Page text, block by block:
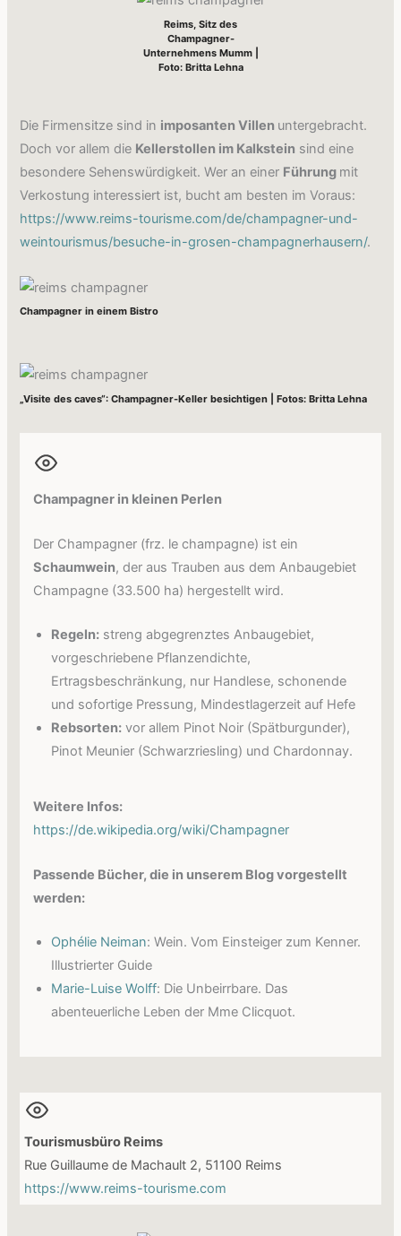
Reims, Sitz des
Champagner-
Unternehmens Mumm |
Foto: Britta Lehna
Die Firmensitze sind in imposanten Villen untergebracht.
Doch vor allem die Kellerstollen im Kalkstein sind eine
besondere Sehenswürdigkeit. Wer an einer Führung mit
Verkostung interessiert ist, bucht am besten im Voraus:
https://www.reims-tourisme.com/de/champagner-und-
weintourismus/besuche-in-grosen-champagnerhausern/.
Champagner in einem Bistro
„Visite des caves“: Champagner-Keller besichtigen | Fotos: Britta Lehna
Champagner in kleinen Perlen
Der Champagner (frz. le champagne) ist ein
Schaumwein, der aus Trauben aus dem Anbaugebiet
Champagne (33.500 ha) hergestellt wird.
Regeln: streng abgegrenztes Anbaugebiet,
vorgeschriebene Pflanzendichte,
Ertragsbeschränkung, nur Handlese, schonende
und sofortige Pressung, Mindestlagerzeit auf Hefe
Rebsorten: vor allem Pinot Noir (Spätburgunder),
Pinot Meunier (Schwarzriesling) und Chardonnay.
Weitere Infos:
https://de.wikipedia.org/wiki/Champagner
Passende Bücher, die in unserem Blog vorgestellt
werden:
Ophélie Neiman: Wein. Vom Einsteiger zum Kenner.
Illustrierter Guide
Marie-Luise Wolff: Die Unbeirrbare. Das
abenteuerliche Leben der Mme Clicquot.
Tourismusbüro Reims
Rue Guillaume de Machault 2, 51100 Reims
https://www.reims-tourisme.com